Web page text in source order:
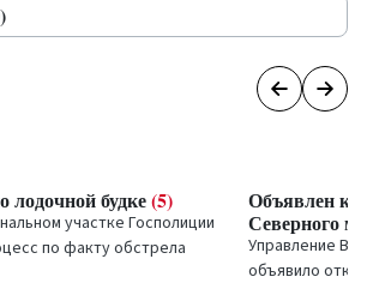
лодочной будке(5)
участке Госполиции
по факту обстрела
Объявлен
Северного
Управление
объявило